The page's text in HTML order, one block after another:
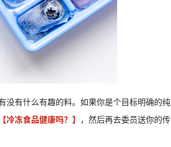
没有什么有趣的料。如果你是个目标明确的纯
【冷冻食品健康吗？】 ，然后再去委员送你的传